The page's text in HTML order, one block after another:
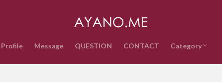
Profile Message QUESTION CONTACT Category
音楽
インターネッ
テクノロジー
ライフスタイ
政治経済
時事ネタ
エンタメ・ス
雑記
QUESTION